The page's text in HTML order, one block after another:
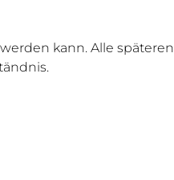
kann. Alle späteren